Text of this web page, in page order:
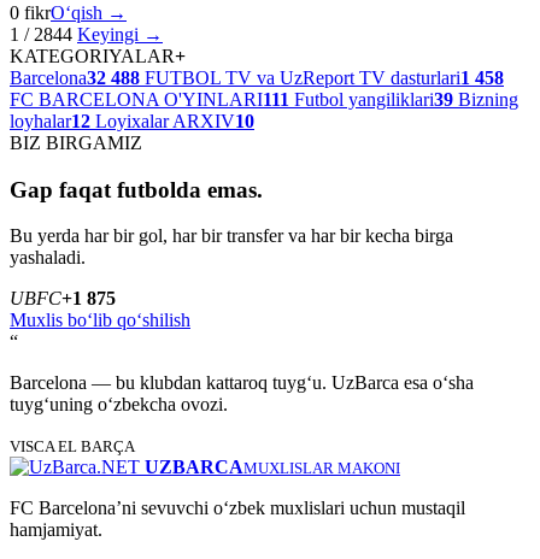
0 fikrO‘qish →
1 / 2844 Keyingi →
KATEGORIYALAR+
Barcelona32 488 FUTBOL TV va UzReport TV dasturlari1 458
FC BARCELONA O'YINLARI111 Futbol yangiliklari39 Bizning
loyhalar12 Loyixalar ARXIV10
BIZ BIRGAMIZ
Gap faqat futbolda emas.
Bu yerda har bir gol, har bir transfer va har bir kecha birga
yashaladi.
UBFC+1 875
Muxlis bo‘lib qo‘shilish
“
Barcelona — bu klubdan kattaroq tuyg‘u. UzBarca esa o‘sha
tuyg‘uning o‘zbekcha ovozi.
VISCA EL BARÇA
UZBARCAMUXLISLAR MAKONI
FC Barcelona’ni sevuvchi o‘zbek muxlislari uchun mustaqil
hamjamiyat.